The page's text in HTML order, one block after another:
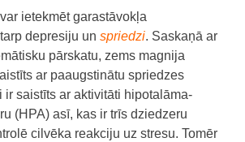
ietekmēt garastāvokļa
depresiju un spriedzi. Saskaņā ar
pārskatu, zems magnija
ar paaugstinātu spriedzes
ir saistīts ar aktivitāti hipotalāma-
(HPA) asī, kas ir trīs dziedzeru
cilvēka reakciju uz stresu. Tomēr